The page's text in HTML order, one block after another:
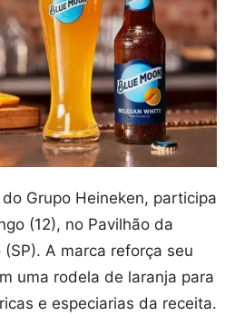
Grupo Heineken, participa
(12), no Pavilhão da
A marca reforça seu
uma rodela de laranja para
e especiarias da receita.